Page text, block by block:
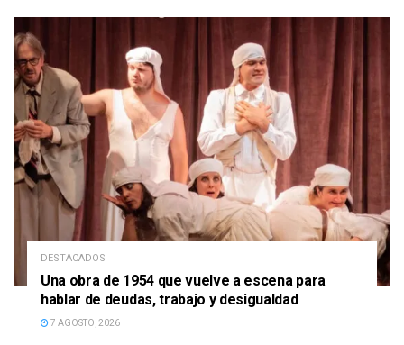
DESTACADOS
Una obra de 1954 que vuelve a escena para
hablar de deudas, trabajo y desigualdad
7 AGOSTO, 2026